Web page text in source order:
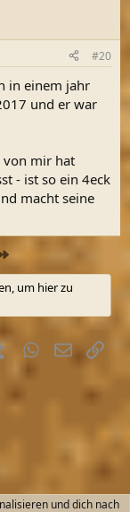
#20
in einem jahr
und er war
von mir hat
- ist so ein 4eck
macht seine
um hier zu
TumblrWhatsApp
E-MailLink
und dich nach